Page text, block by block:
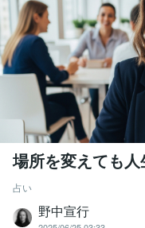
場所を変えても
占い
野中宣行